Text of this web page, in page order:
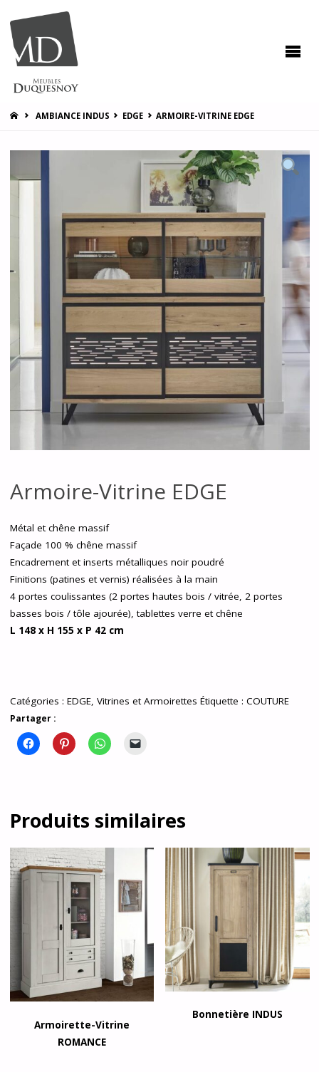
HOMEAMBIANCE INDUS EDGE ARMOIRE-VITRINE EDGE
Armoire-Vitrine EDGE
Métal et chêne massif
Façade 100 % chêne massif
Encadrement et inserts métalliques noir poudré
Finitions (patines et vernis) réalisées à la main
4 portes coulissantes (2 portes hautes bois / vitrée, 2 portes
basses bois / tôle ajourée), tablettes verre et chêne
L 148 x H 155 x P 42 cm
Catégories : EDGE, Vitrines et Armoirettes Étiquette : COUTURE
Partager :
Produits similaires
Armoirette-Vitrine
ROMANCE
Bonnetière INDUS